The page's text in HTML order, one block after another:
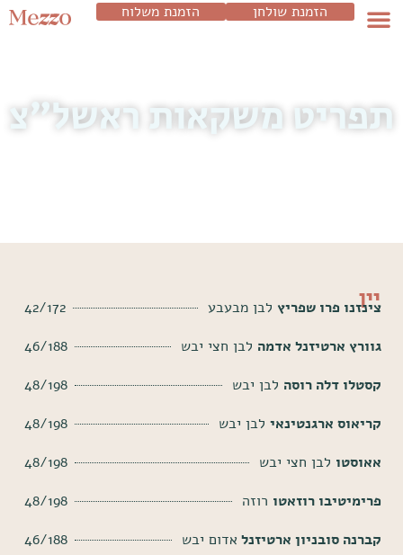
הזמנת שולחן הזמנת משלוח
תפריט משקאות ראשל"צ
יין
צינזנו פרו שפריץ לבן מבעבע
42/172
גוורץ ארטיזנל אדמה לבן חצי יבש
46/188
קסטלו דלה רוסה לבן יבש
48/198
קריאוס ארגנטינאי לבן יבש
48/198
אאוסטו לבן חצי יבש
48/198
פרימיטיבו רוזאטו רוזה
48/198
קברנה סובניון ארטיזנל אדום יבש
46/188